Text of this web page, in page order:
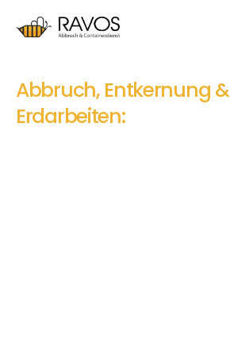
Abbruch, Entkernung &
Erdarbeiten:Ihr Profi